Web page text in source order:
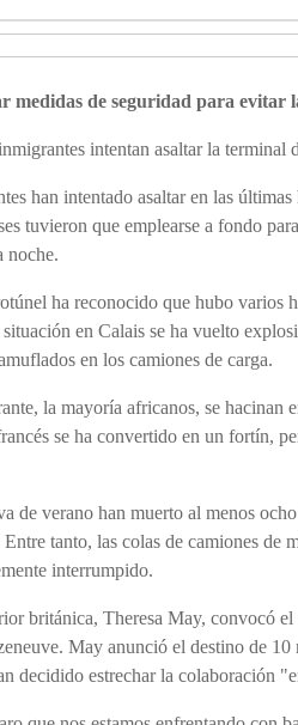
medidas de seguridad para
intentan asaltar la terminal
han intentado asaltar en las
tuvieron que emplearse a fondo
noche.
ha reconocido que hubo varios
en Calais se ha vuelto
en los camiones de carga.
la mayoría africanos, se hacinan
se ha convertido en un fortín,
de verano han muerto al menos
tanto, las colas de camiones de
interrumpido.
británica, Theresa May, convocó
May anunció el destino de
decidido estrechar la colaboración